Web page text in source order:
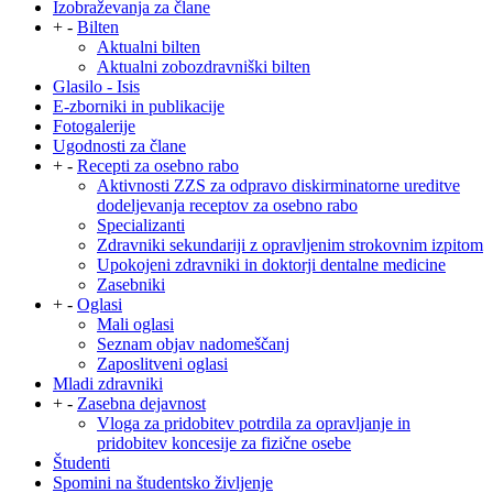
Izobraževanja za člane
+ - Bilten
Aktualni bilten
Aktualni zobozdravniški bilten
Glasilo - Isis
E-zborniki in publikacije
Fotogalerije
Ugodnosti za člane
+ - Recepti za osebno rabo
Aktivnosti ZZS za odpravo diskirminatorne ureditve
dodeljevanja receptov za osebno rabo
Specializanti
Zdravniki sekundariji z opravljenim strokovnim izpitom
Upokojeni zdravniki in doktorji dentalne medicine
Zasebniki
+ - Oglasi
Mali oglasi
Seznam objav nadomeščanj
Zaposlitveni oglasi
Mladi zdravniki
+ - Zasebna dejavnost
Vloga za pridobitev potrdila za opravljanje in
pridobitev koncesije za fizične osebe
Študenti
Spomini na študentsko življenje